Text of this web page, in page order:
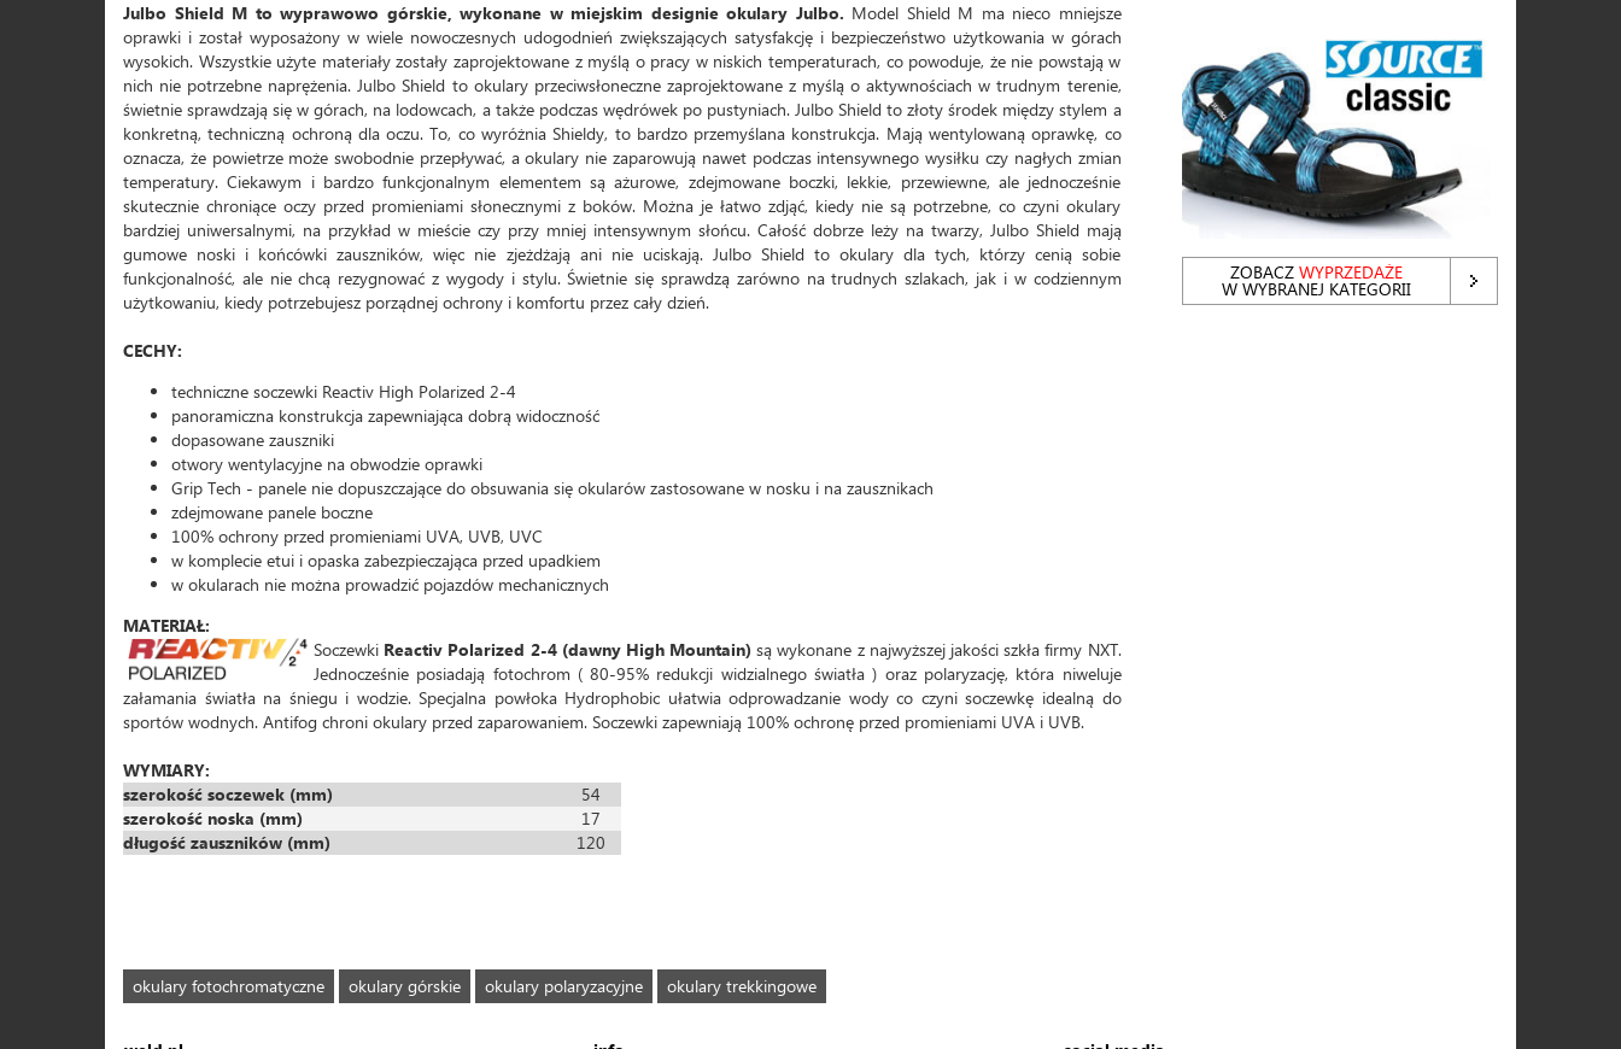
Julbo Shield M to wyprawowo górskie, wykonane w miejskim designie okulary Julbo. Model Shield M ma nieco mniejsze
oprawki i został wyposażony w wiele nowoczesnych udogodnień zwiększających satysfakcję i bezpieczeństwo użytkowania w górach
wysokich. Wszystkie użyte materiały zostały zaprojektowane z myślą o pracy w niskich temperaturach, co powoduje, że nie powstają w
nich nie potrzebne naprężenia. Julbo Shield to okulary przeciwsłoneczne zaprojektowane z myślą o aktywnościach w trudnym terenie,
świetnie sprawdzają się w górach, na lodowcach, a także podczas wędrówek po pustyniach. Julbo Shield to złoty środek między stylem a
konkretną, techniczną ochroną dla oczu. To, co wyróżnia Shieldy, to bardzo przemyślana konstrukcja. Mają wentylowaną oprawkę, co
oznacza, że powietrze może swobodnie przepływać, a okulary nie zaparowują nawet podczas intensywnego wysiłku czy nagłych zmian
temperatury. Ciekawym i bardzo funkcjonalnym elementem są ażurowe, zdejmowane boczki, lekkie, przewiewne, ale jednocześnie
skutecznie chroniące oczy przed promieniami słonecznymi z boków. Można je łatwo zdjąć, kiedy nie są potrzebne, co czyni okulary
bardziej uniwersalnymi, na przykład w mieście czy przy mniej intensywnym słońcu. Całość dobrze leży na twarzy, Julbo Shield mają
gumowe noski i końcówki zauszników, więc nie zjeżdżają ani nie uciskają. Julbo Shield to okulary dla tych, którzy cenią sobie
funkcjonalność, ale nie chcą rezygnować z wygody i stylu. Świetnie się sprawdzą zarówno na trudnych szlakach, jak i w codziennym
użytkowaniu, kiedy potrzebujesz porządnej ochrony i komfortu przez cały dzień.
CECHY:
techniczne soczewki Reactiv High Polarized 2-4
panoramiczna konstrukcja zapewniająca dobrą widoczność
dopasowane zauszniki
otwory wentylacyjne na obwodzie oprawki
Grip Tech - panele nie dopuszczające do obsuwania się okularów zastosowane w nosku i na zausznikach
zdejmowane panele boczne
100% ochrony przed promieniami UVA, UVB, UVC
w komplecie etui i opaska zabezpieczająca przed upadkiem
w okularach nie można prowadzić pojazdów mechanicznych
MATERIAŁ:
Soczewki Reactiv Polarized 2-4 (dawny High Mountain) są wykonane z najwyższej jakości szkła firmy NXT.
Jednocześnie posiadają fotochrom ( 80-95% redukcji widzialnego światła ) oraz polaryzację, która niweluje
załamania światła na śniegu i wodzie. Specjalna powłoka Hydrophobic ułatwia odprowadzanie wody co czyni soczewkę idealną do
sportów wodnych. Antifog chroni okulary przed zaparowaniem. Soczewki zapewniają 100% ochronę przed promieniami UVA i UVB.
WYMIARY:
szerokość soczewek (mm)
54
szerokość noska (mm)
17
długość zauszników (mm)
120
okulary fotochromatyczne okulary górskie okulary polaryzacyjne okulary trekkingowe
ZOBACZ WYPRZEDAŻE
W WYBRANEJ KATEGORII